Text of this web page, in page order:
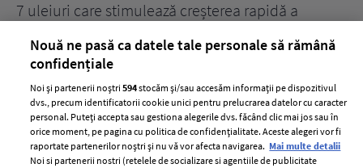
7 uleiuri care stimulează creșterea rapidă a
Nouă ne pasă ca datele tale personale să rămână
confidențiale
Noi și partenerii noștri594stocăm și/sau accesăm informații pe dispozitivul
dvs., precum identificatorii cookie unici pentru prelucrarea datelor cu caracter
personal. Puteți accepta sau gestiona alegerile dvs. făcând clic mai jos sau în
orice moment, pe pagina cu politica de confidențialitate. Aceste alegeri vor fi
raportate partenerilor noștri și nu vă vor afecta navigarea. Mai multe detalii
Noi si partenerii nostri (retelele de socializare si agentiile de publicitate